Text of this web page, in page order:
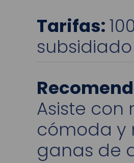
Tarifas:
subsidiado
Asiste con
cómoda y
ganas de